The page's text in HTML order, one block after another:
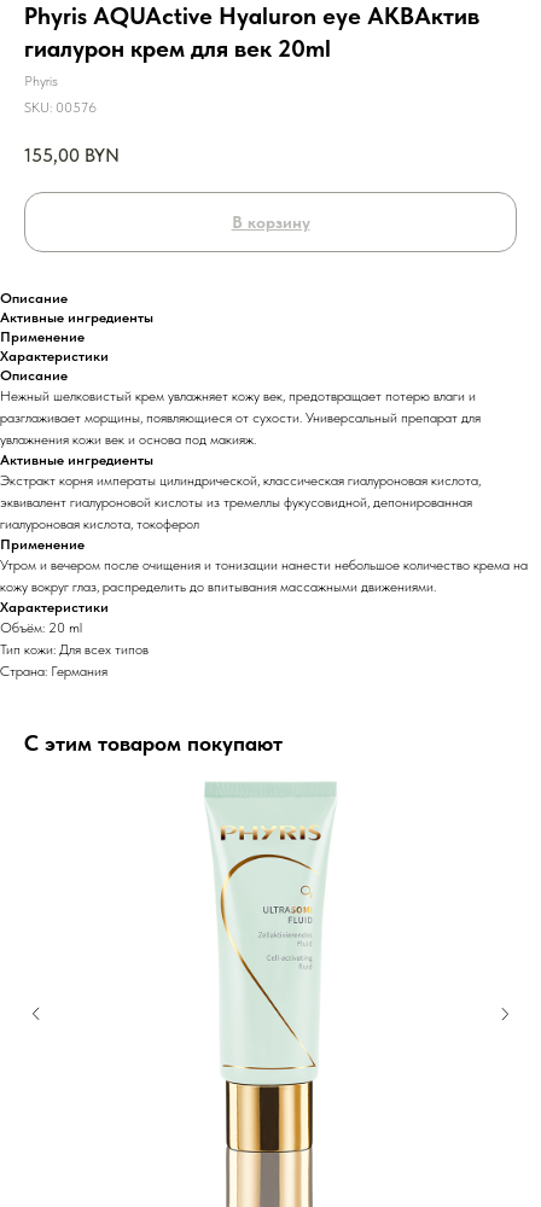
Phyris AQUActive Hyaluron eye АКВАктив
гиалурон крем для век 20ml
Phyris
SKU: 00576
155,00 BYN
В корзину
Описание
Активные ингредиенты
Применение
Характеристики
Описание
Нежный шелковистый крем увлажняет кожу век, предотвращает потерю влаги и
разглаживает морщины, появляющиеся от сухости. Универсальный препарат для
увлажнения кожи век и основа под макияж.
Активные ингредиенты
Экстракт корня императы цилиндрической, классическая гиалуроновая кислота,
эквивалент гиалуроновой кислоты из тремеллы фукусовидной, депонированная
гиалуроновая кислота, токоферол
Применение
Утром и вечером после очищения и тонизации нанести небольшое количество крема на
кожу вокруг глаз, распределить до впитывания массажными движениями.
Характеристики
Объём: 20 ml
Тип кожи: Для всех типов
Страна: Германия
С этим товаром покупают